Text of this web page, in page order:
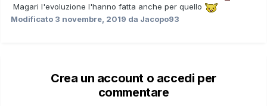
Magari l'evoluzione l'hanno fatta anche per quello
Modificato 3 novembre, 2019 da Jacopo93
Crea un account o accedi per
commentare